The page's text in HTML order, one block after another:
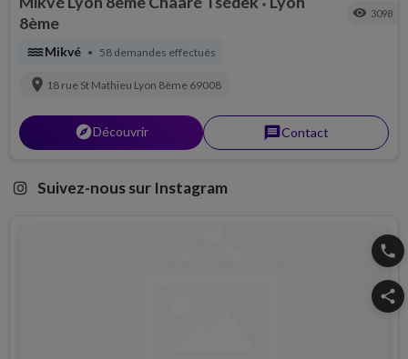
•
8ème
visibility 3098
waterMikvé • 58 demandes effectués
location_on 18 rue St Mathieu Lyon 8ème 69008
explorerDécouvrir messageContact
Suivez-nous sur Instagram
phone
share